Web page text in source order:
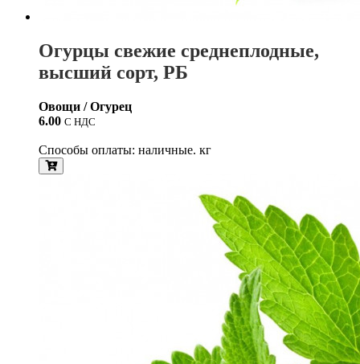
Огурцы свежие среднеплодные,
высший сорт, РБ
Овощи / Огурец
6.00 С НДС
Способы оплаты: наличные. кг